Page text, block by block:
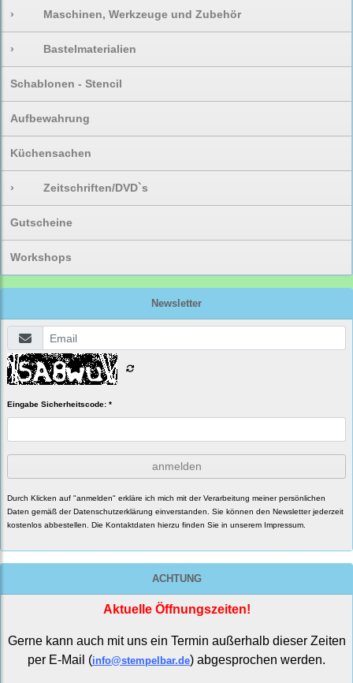
› Maschinen, Werkzeuge und Zubehör
› Bastelmaterialien
Schablonen - Stencil
Aufbewahrung
Küchensachen
› Zeitschriften/DVD`s
Gutscheine
Workshops
Newsletter
Eingabe Sicherheitscode: *
anmelden
Durch Klicken auf "anmelden" erkläre ich mich mit der Verarbeitung meiner persönlichen
Daten gemäß der Datenschutzerklärung einverstanden. Sie können den Newsletter jederzeit
kostenlos abbestellen. Die Kontaktdaten hierzu finden Sie in unserem Impressum.
ACHTUNG
Aktuelle Öffnungszeiten!
Gerne kann auch mit uns ein Termin außerhalb dieser Zeiten
per E-Mail (info@stempelbar.de) abgesprochen werden.